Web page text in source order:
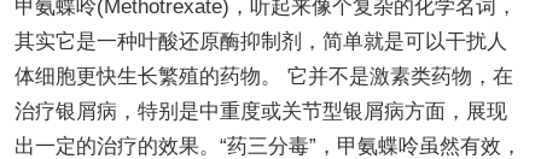
甲氨蝶呤(Methotrexate)，听起来像个复杂的化学名词，
其实它是一种叶酸还原酶抑制剂，简单就是可以干扰人
体细胞更快生长繁殖的药物。 它并不是激素类药物，在
治疗银屑病，特别是中重度或关节型银屑病方面，展现
出一定的治疗的效果。“药三分毒”，甲氨蝶呤虽然有效，